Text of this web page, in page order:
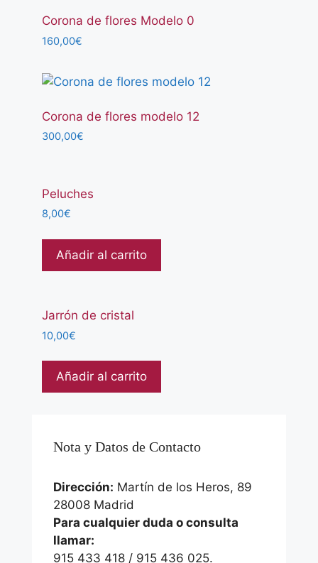
Corona de flores Modelo 0
160,00€
Corona de flores modelo 12
300,00€
Peluches
8,00€
Añadir al carrito
Jarrón de cristal
10,00€
Añadir al carrito
Nota y Datos de Contacto
Dirección: Martín de los Heros, 89
28008 Madrid
Para cualquier duda o consulta
llamar:
915 433 418 / 915 436 025.